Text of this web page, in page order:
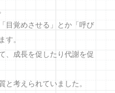
目覚めさせる」とか「呼び
す。
、成長を促したり代謝を促
と考えられていました。